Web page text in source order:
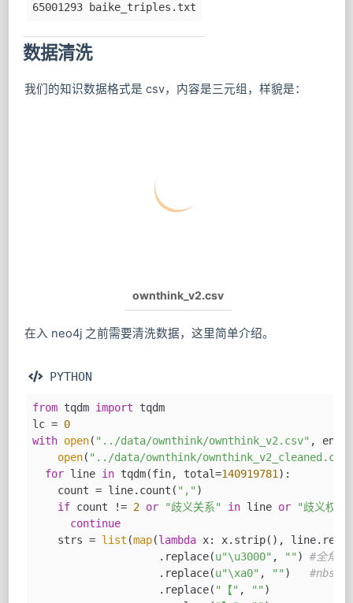
65001293 baike_triples.txt
数据清洗
我们的知识数据格式是 csv，内容是三元组，样貌是：
ownthink_v2.csv
from tqdm
lc = 0
open ( "../data/ownthink/ownthink_v2.csv",
open("../data/ownthink/ownthink_v2_cleaned.csv"
for line in tqdm(fin, total=
    count = line.count(
",")
count !=
continue
lambda x: x.strip(),
                    .replace(
u"\u3000" , ""
#全角空
                    .replace(
u"\xa0" ,